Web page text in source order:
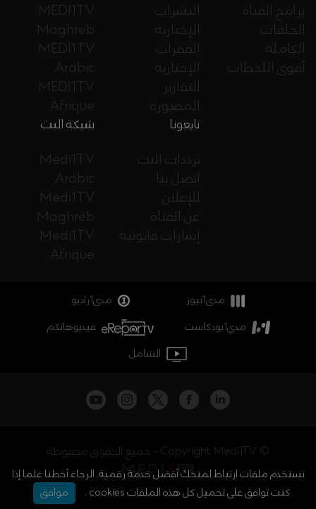
MEDI1TV
Maghreb
MEDI1TV
Arabic
MEDI1TV
Afrique
النشرات
الإخبارية
الفقرات
الإخبارية
التقارير
المصورة
برامج القناة
الحلقات
الكاملة
أقوى اللحظات
شبكة البث
Medi1TV
Arabic
Medi1TV
Maghreb
Medi1TV
Afrique
تابعونا
ترددات البث
اتصل بنا
للإعلان
عن القناة
إشارات قانونية
مدي1نيوز
مدي1راديو
مدي1بودكاست
فيديوهاتكم
الشامل
جميع الحقوق محفوظة - Copyright Medi1TV ©
أخبار المغرب
نستخدم ملفات ارتباط لمنحك أفضل خدمة رقمية. الرجاء أحطنا علما إذا
كنت توافق على تحميل كل هذه الملفات cookies .
موافق